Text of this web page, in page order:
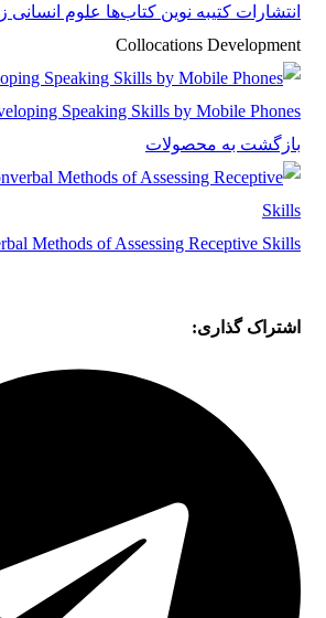
انتشارات کتیبه نوین کتاب‌ها علوم انسانی
Collocations Development
Speaking Skills by Mobile Phones
بازگشت به محصولات
Methods of Assessing Receptive Skills
اشتراک گذاری: